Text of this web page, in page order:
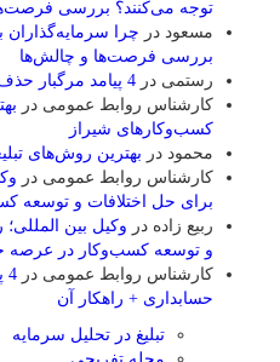
توجه می‌کنند؟ بررسی
مسعود در چرا سرمایه‌گذاران
بررسی فرصت‌ها و چالش‌ها
رستمی در 4 پیامد مرگبار حذف اطلاعات حسابداری + راهکار آن
کارشناس روابط عمومی در
کسب‌وکارهای شیراز
محمود در بهترین روش‌های
کارشناس روابط عمومی در
برای حل اختلافات و توسعه
ربیع زاده در وکیل بین
و توسعه کسب‌وکار در عرصه
کارشناس روابط عمومی در
حسابداری + راهکار آن
تبلیغ در تحلیل سرمایه